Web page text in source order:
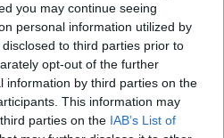
you may continue seeing
personal information utilized by
to third parties prior to
opt-out of the further
information by third parties on the
This information may
parties on the IAB’s List of
ARTIKLAR OM
kostnad